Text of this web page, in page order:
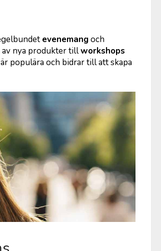
evenemangoch
av nya produkter tillworkshops
populära och bidrar till att skapa